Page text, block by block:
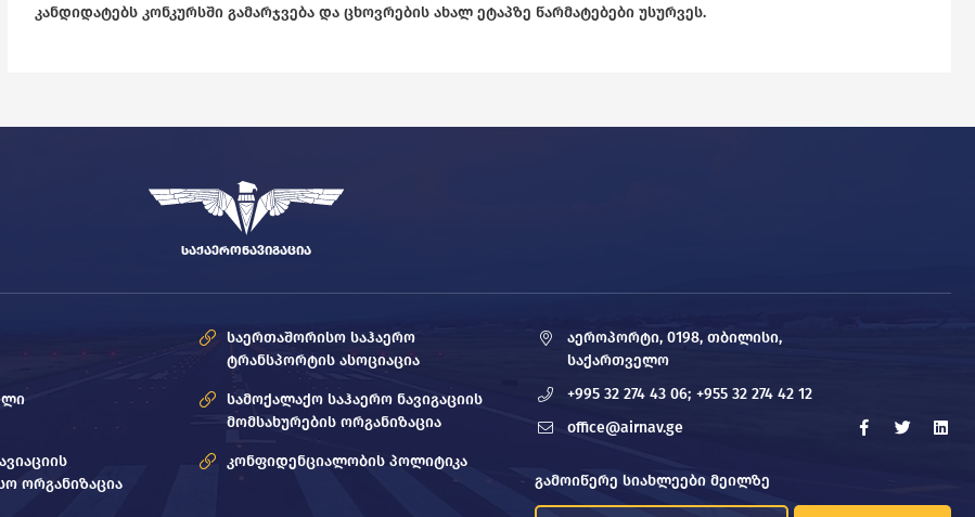
კანდიდატებს კონკურსში გამარჯვება და ცხოვრების ახალ ეტაპზე წარმატებები უსურვეს.
ᲡᲐᲥᲐᲔᲠᲝᲜᲐᲕᲘᲒᲐᲪᲘᲐ
საერთაშორისო საჰაერო
ტრანსპორტის ასოციაცია
სამოქალაქო საჰაერო ნავიგაციის
მომსახურების ორგანიზაცია
ორგანიზაცია
კონფიდენციალობის პოლიტიკა
აეროპორტი, 0198, თბილისი,
საქართველო
+995 32 274 43 06; +955 32 274 42 12
office@airnav.ge
გამოიწერე სიახლეები მეილზე